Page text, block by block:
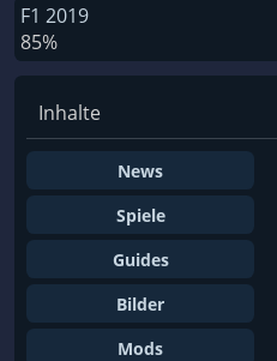
F1 2019
85%
Inhalte
News
Spiele
Guides
Bilder
Mods